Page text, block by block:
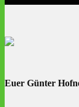
Euer Günter